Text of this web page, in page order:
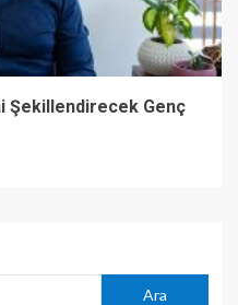
Şekillendirecek Genç
Ara